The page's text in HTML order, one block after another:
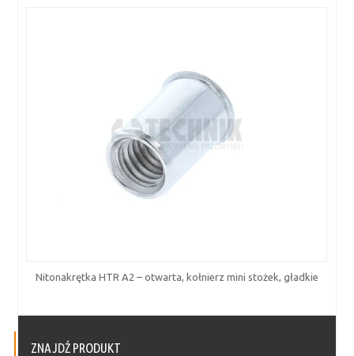
Nitonakrętka HTR A2 – otwarta, kołnierz mini stożek, gładkie
ZNAJDŹ PRODUKT